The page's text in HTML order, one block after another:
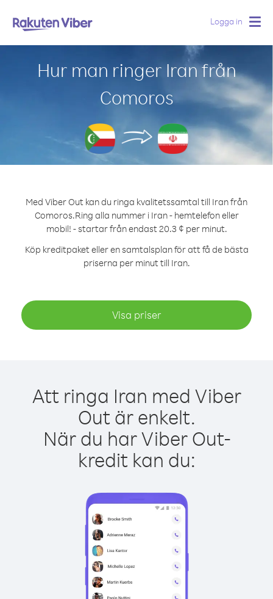
Logga in
Hur man ringer Iran från
Comoros
Med Viber Out kan du ringa kvalitetssamtal till Iran från
Comoros.Ring alla nummer i Iran - hemtelefon eller
mobil! - startar från endast 20.3 ¢ per minut.
Köp kreditpaket eller en samtalsplan för att få de bästa
priserna per minut till Iran.
Visa priser
Att ringa Iran med Viber
Out är enkelt.
När du har Viber Out-
kredit kan du: